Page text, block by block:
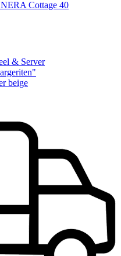
Cottage 40
& Server
beige